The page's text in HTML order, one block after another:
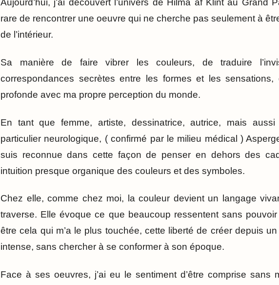
Aujourd’hui, j’ai découvert l’univers de Hilma af Klint au Grand
rare de rencontrer une oeuvre qui ne cherche pas seulement à
de l’intérieur.
Sa manière de faire vibrer les couleurs, de traduire
correspondances secrètes entre les formes et les
profonde avec ma propre perception du monde.
En tant que femme, artiste, dessinatrice, autrice, mais
particulier neurologique, ( confirmé par le milieu médical )
suis reconnue dans cette façon de penser en dehors des
intuition presque organique des couleurs et des symboles.
Chez elle, comme chez moi, la couleur devient un langage
traverse. Elle évoque ce que beaucoup ressentent sans pouvoir
être cela qui m’a le plus touchée, cette liberté de créer depuis
intense, sans chercher à se conformer à son époque.
Face à ses oeuvres, j’ai eu le sentiment d’être comprise sans